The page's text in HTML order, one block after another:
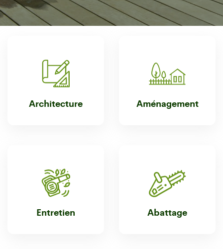
Architecture Aménagement
Entretien Abattage